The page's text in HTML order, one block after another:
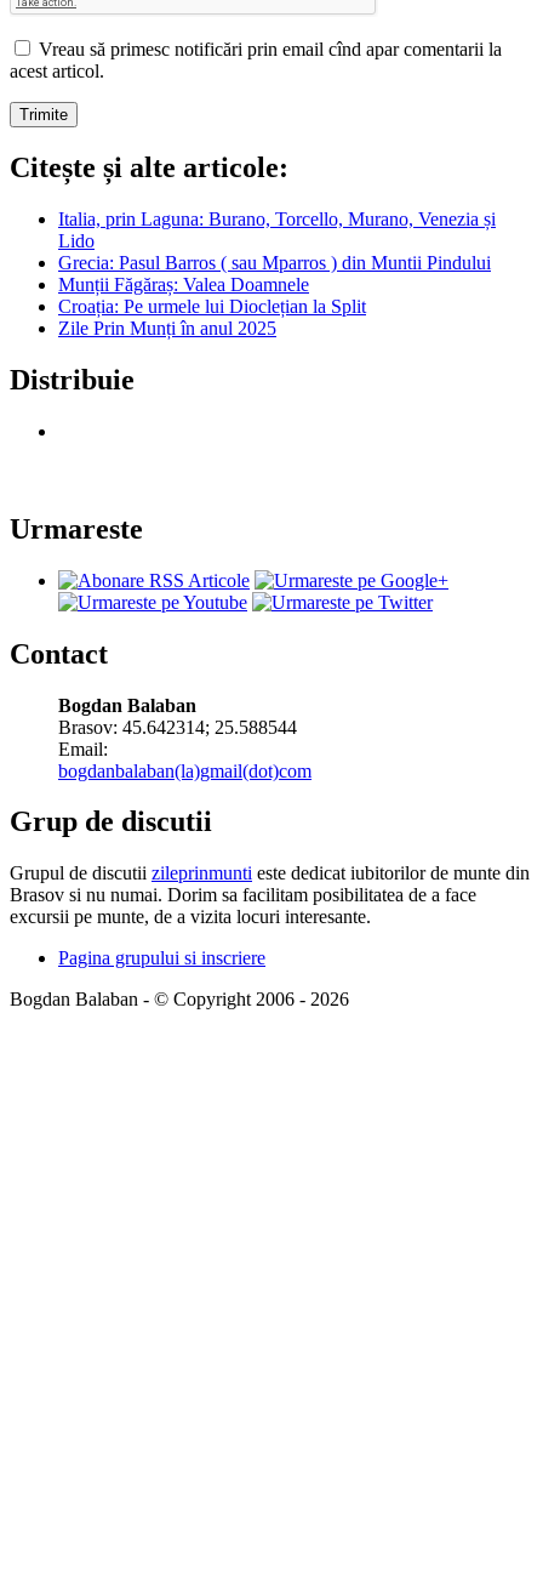
Vreau să primesc notificări prin email cînd apar comentarii la
acest articol.
Citește și alte articole:
Italia, prin Laguna: Burano, Torcello, Murano, Venezia și
Lido
Grecia: Pasul Barros ( sau Mparros ) din Muntii Pindului
Munții Făgăraș: Valea Doamnele
Croația: Pe urmele lui Dioclețian la Split
Zile Prin Munți în anul 2025
Distribuie
Urmareste
Contact
Bogdan Balaban
Brasov: 45.642314; 25.588544
Email:
bogdanbalaban(la)gmail(dot)com
Grup de discutii
Grupul de discutii zileprinmunti este dedicat iubitorilor de munte din
Brasov si nu numai. Dorim sa facilitam posibilitatea de a face
excursii pe munte, de a vizita locuri interesante.
Pagina grupului si inscriere
Bogdan Balaban - © Copyright 2006 - 2026